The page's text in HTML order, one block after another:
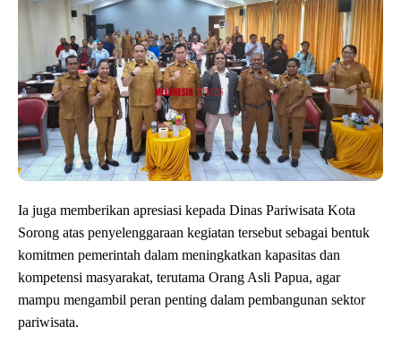
Ia juga memberikan apresiasi kepada Dinas Pariwisata Kota
Sorong atas penyelenggaraan kegiatan tersebut sebagai bentuk
komitmen pemerintah dalam meningkatkan kapasitas dan
kompetensi masyarakat, terutama Orang Asli Papua, agar
mampu mengambil peran penting dalam pembangunan sektor
pariwisata.